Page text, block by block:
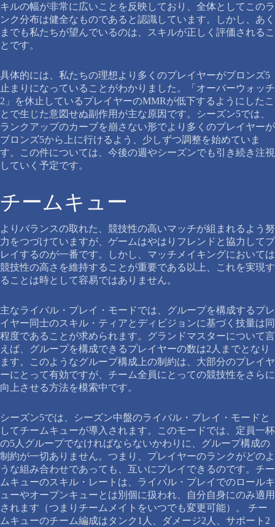
キルの幅が非常に広いことを反映しており、全体としてこのラ
ンク分布は健全なものであると認識しています。しかし、あく
までも私たちが望んでいるのは、スキルが正しく評価されるこ
とです。
具体的には、私たちの理想より多くのプレイヤーがブロンズ5
止まりになっていることがわかりました。「オーバーウォッチ
2」を休止しているプレイヤーのMMRが低下するようにしたこ
とで生じた意図せぬ副作用が主な原因です。シーズン5では、
ランクアップのカーブを崩さない形でより多くのプレイヤーが
ブロンズ5から上に行けるよう、少しずつ調整を始めていま
す。この件については、今後の週やシーズンでも引き続き注視
していく予定です。
チームキュー
よりバランスの取れた、競技性の高いマッチが組まれるよう努
力をつづけていますが、ゲームはやはりフレンドと協力してプ
レイするのが一番です。しかし、マッチメイキングにおいては
競技性の高さを維持することが重要である以上、これを実現す
ることは時として容易ではありません。
主なライバル・プレイ・モードでは、グループを構成するプレ
イヤー同士のスキル・ティアとディビジョンに基づく技量は同
程度であることが求められます。グランドマスターについて言
えば、グループを構成できるプレイヤーの数は2人までとなり
ます。このようなグループ構成上の制約は、大部分のプレイヤ
ーにとって有効ですが、チーム全員にとっての競技性をさらに
向上させる方法を模索中です。
シーズン5では、シーズン中盤のライバル・プレイ・モードと
してチームキューが導入されます。このモードでは、定員一杯
の5人グループでなければならないかわりに、グループ構成の
制約が一切ありません。つまり、プレイヤーのランクがどのよ
うな組み合わせであっても、互いにプレイできるのです。チー
ムキューのスキル・レートは、ライバル・プレイでのロールキ
ューやオープンキューとは別個に扱われ、自分自身にのみ適用
されます（つまりチームメイトをいつでも変更可能）。 チー
ムキューのチーム編成はタンク1人、ダメージ2人、サポート2